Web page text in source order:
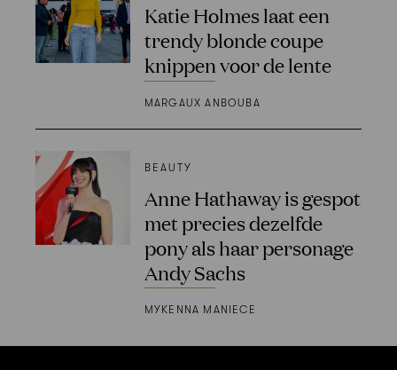
Katie Holmes laat een
trendy blonde coupe
knippen voor de lente
MARGAUX ANBOUBA
BEAUTY
Anne Hathaway is gespot
met precies dezelfde
pony als haar personage
Andy Sachs
MYKENNA MANIECE